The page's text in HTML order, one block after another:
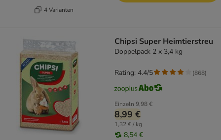
4 Varianten
Chipsi Super Heimtierstreu
Doppelpack 2 x 3,4 kg
Einzeln 9,98 €
8,99 €
1,32 € / kg
8,54 €
Rating: 4.4/5 (868)